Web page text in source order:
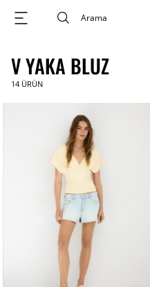
V YAKA BLUZ
14 ÜRÜN